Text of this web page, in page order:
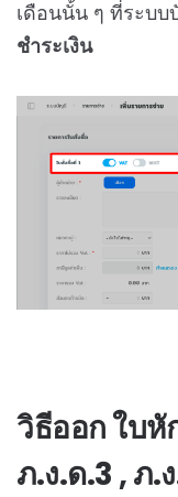
เดือนนั้น ๆ ที่ระบ
ชำระเงิน
วิธีออก ใบหั
ภ.ง.ด.3 , ภ.